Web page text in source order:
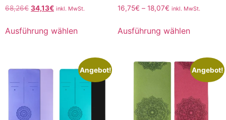
68,26€ 34,13€ inkl. MwSt.
Ausführung wählen
16,75€ – 18,07€ inkl. MwSt.
Ausführung wählen
Angebot! Angebot!